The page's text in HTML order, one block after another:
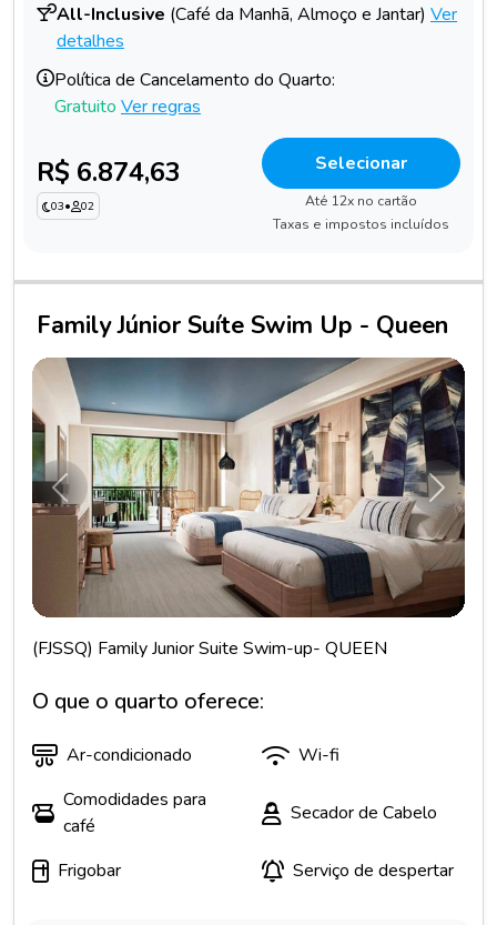
All-Inclusive (Café da Manhã, Almoço e Jantar) Ver
detalhes
Política de Cancelamento do Quarto:
Gratuito Ver regras
R$ 6.874,63
03• 02
Selecionar
Até 12x no cartão
Taxas e impostos incluídos
Family Júnior Suíte Swim Up - Queen
Anterior
(FJSSQ) Family Junior Suite Swim-up- QUEEN
O que o quarto oferece:
Ar-condicionado
Wi-fi
Comodidades para
café
Secador de Cabelo
Frigobar Serviço de despertar